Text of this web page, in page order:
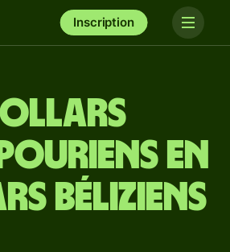
Inscription
en
béliziens